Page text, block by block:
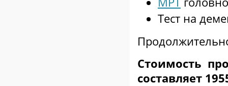
Тест на
Стоимость
составляет